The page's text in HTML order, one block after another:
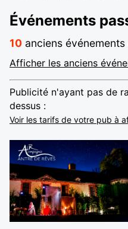
Événements
10 anciens
Afficher les anciens
Publicité n'ayant pas de
dessus :
Voir les tarifs de votre pub à